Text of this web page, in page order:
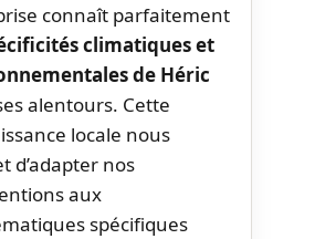
connaît parfaitement
climatiques et
de Héric
alentours. Cette
locale nous
d’adapter nos
aux
spécifiques